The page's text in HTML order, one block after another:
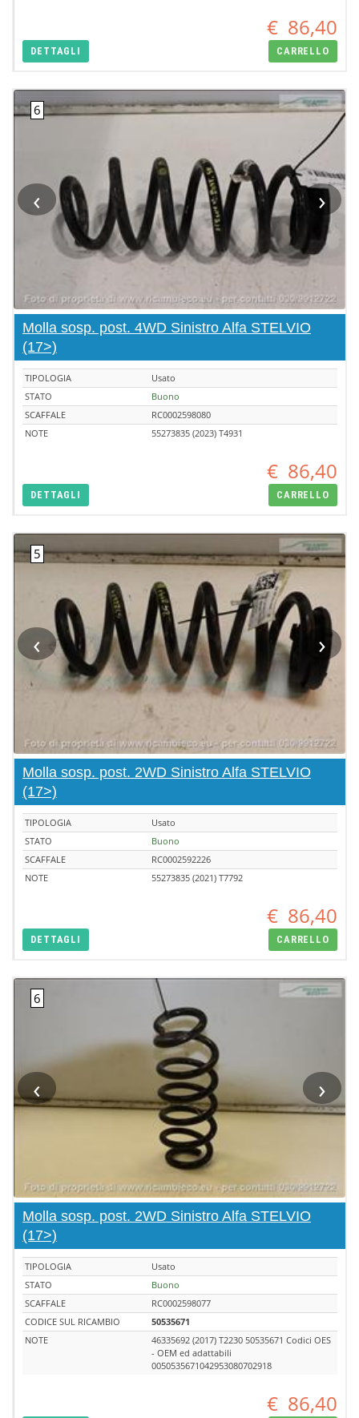
€ 86,40
DETTAGLI CARRELLO
‹ ›
Molla sosp. post. 4WD Sinistro Alfa STELVIO
(17>)
TIPOLOGIA
Usato
STATO
Buono
SCAFFALE
RC0002598080
NOTE
55273835 (2023) T4931
€ 86,40
DETTAGLI CARRELLO
‹ ›
Molla sosp. post. 2WD Sinistro Alfa STELVIO
(17>)
TIPOLOGIA
Usato
STATO
Buono
SCAFFALE
RC0002592226
NOTE
55273835 (2021) T7792
€ 86,40
DETTAGLI CARRELLO
‹ ›
Molla sosp. post. 2WD Sinistro Alfa STELVIO
(17>)
TIPOLOGIA
Usato
STATO
Buono
SCAFFALE
RC0002598077
CODICE SUL RICAMBIO
50535671
NOTE
46335692 (2017) T2230 50535671 Codici OES
- OEM ed adattabili
0050535671042953080702918
€ 86,40